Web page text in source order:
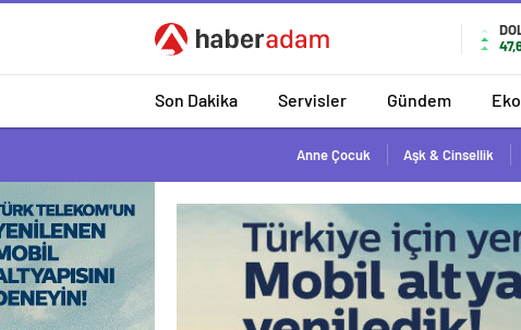
Son Dakika Servisler Gündem
Anne Çocuk Aşk & Cinsellik